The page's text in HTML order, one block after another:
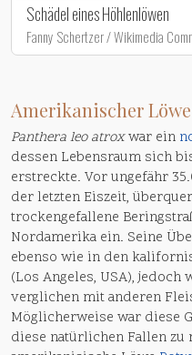
Schädel eines Höhlenlöwen
Fanny Schertzer / Wikimedia
Amerikanischer Löwe
Panthera leo atroxwar ein
dessen Lebensraum sich
erstreckte. Vor ungefähr
der letzten Eiszeit,
trockengefallene
Nordamerika ein. Seine
ebenso wie in den
(Los Angeles, USA),
verglichen mit anderen
Möglicherweise war diese
diese natürlichen Fallen